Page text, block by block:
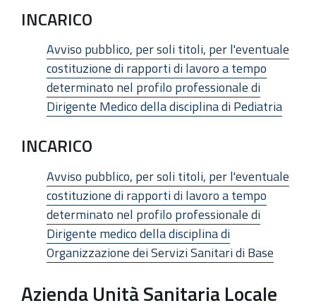
INCARICO
Avviso pubblico, per soli titoli, per l'eventuale
costituzione di rapporti di lavoro a tempo
determinato nel profilo professionale di
Dirigente Medico della disciplina di Pediatria
INCARICO
Avviso pubblico, per soli titoli, per l'eventuale
costituzione di rapporti di lavoro a tempo
determinato nel profilo professionale di
Dirigente medico della disciplina di
Organizzazione dei Servizi Sanitari di Base
Azienda Unità Sanitaria Locale